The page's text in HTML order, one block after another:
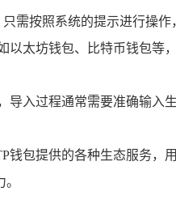
需按照系统的提示进行操作
太坊钱包、比特币钱包等
入过程通常需要准确输入
钱包提供的各种生态服务，